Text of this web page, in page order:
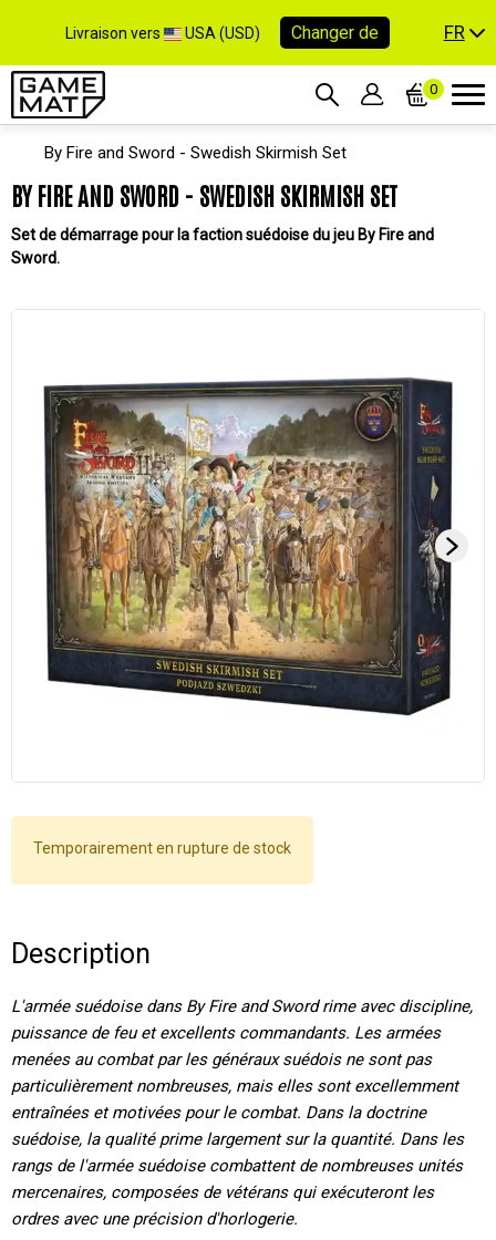
Livraison vers USA (USD) Changer de FR
0
By Fire and Sword - Swedish Skirmish Set
BY FIRE AND SWORD - SWEDISH SKIRMISH SET
Set de démarrage pour la faction suédoise du jeu By Fire and
Sword.
Temporairement en rupture de stock
Description
L'armée suédoise dans By Fire and Sword rime avec discipline,
puissance de feu et excellents commandants. Les armées
menées au combat par les généraux suédois ne sont pas
particulièrement nombreuses, mais elles sont excellemment
entraînées et motivées pour le combat. Dans la doctrine
suédoise, la qualité prime largement sur la quantité. Dans les
rangs de l'armée suédoise combattent de nombreuses unités
mercenaires, composées de vétérans qui exécuteront les
ordres avec une précision d'horlogerie.